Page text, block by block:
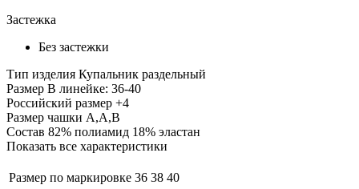
Застежка
Без застежки
Тип изделия Купальник раздельный
Размер В линейке: 36-40
Российский размер +4
Размер чашки A,A,B
Состав 82% полиамид 18% эластан
Показать все характеристики
Размер по маркировке 36 38 40